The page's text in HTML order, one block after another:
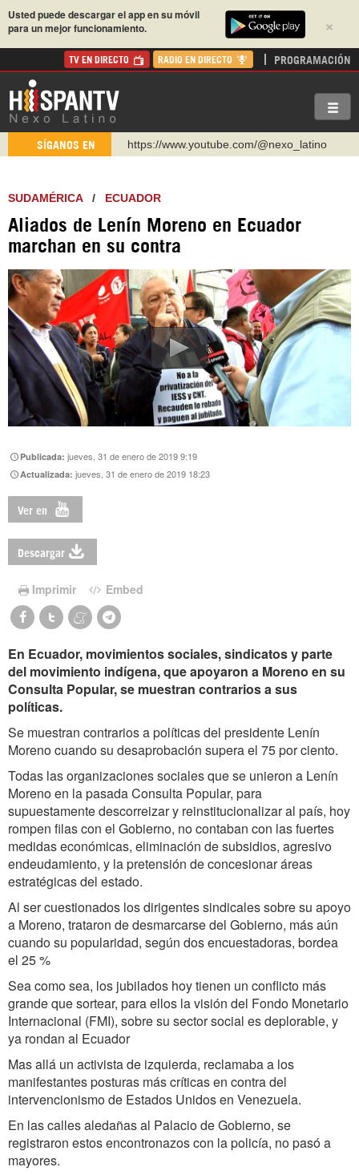
×
Usted puede descargar el app en su móvil
para un mejor funcionamiento.
TV EN DIRECTO RADIO EN DIRECTO PROGRAMACIÓN
SÍGANOS EN
https://www.youtube.com/@nexo_latino
https://t.me/hispantvcanal
https://urmedium.com/c/hispantv
WhatsApp y Viber: +98 921 79 29 404
https://www.facebook.com/Nexolatino.Canal
SUDAMÉRICA/ ECUADOR
Aliados de Lenín Moreno en Ecuador
marchan en su contra
Publicada:jueves, 31 de enero de 2019 9:19
Actualizada:jueves, 31 de enero de 2019 18:23
Ver en
Descargar
Imprimir Embed
En Ecuador, movimientos sociales, sindicatos y parte
del movimiento indígena, que apoyaron a Moreno en su
Consulta Popular, se muestran contrarios a sus
políticas.
Se muestran contrarios a políticas del presidente Lenín
Moreno cuando su desaprobación supera el 75 por ciento.
Todas las organizaciones sociales que se unieron a Lenín
Moreno en la pasada Consulta Popular, para
supuestamente descorreizar y reinstitucionalizar al país, hoy
rompen filas con el Gobierno, no contaban con las fuertes
medidas económicas, eliminación de subsidios, agresivo
endeudamiento, y la pretensión de concesionar áreas
estratégicas del estado.
Al ser cuestionados los dirigentes sindicales sobre su apoyo
a Moreno, trataron de desmarcarse del Gobierno, más aún
cuando su popularidad, según dos encuestadoras, bordea
el 25 %
Sea como sea, los jubilados hoy tienen un conflicto más
grande que sortear, para ellos la visión del Fondo Monetario
Internacional (FMI), sobre su sector social es deplorable, y
ya rondan al Ecuador
Mas allá un activista de izquierda, reclamaba a los
manifestantes posturas más críticas en contra del
intervencionismo de Estados Unidos en Venezuela.
En las calles aledañas al Palacio de Gobierno, se
registraron estos encontronazos con la policía, no pasó a
mayores.